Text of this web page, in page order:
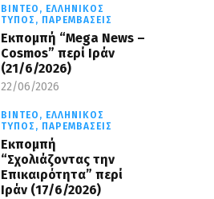
ΒΊΝΤΕΟ, ΕΛΛΗΝΙΚΌΣ
ΤΎΠΟΣ, ΠΑΡΕΜΒΆΣΕΙΣ
Eκπομπή “Mega News –
Cosmos” περί Ιράν
(21/6/2026)
22/06/2026
ΒΊΝΤΕΟ, ΕΛΛΗΝΙΚΌΣ
ΤΎΠΟΣ, ΠΑΡΕΜΒΆΣΕΙΣ
Εκπομπή
“Σχολιάζοντας την
Επικαιρότητα” περί
Ιράν (17/6/2026)